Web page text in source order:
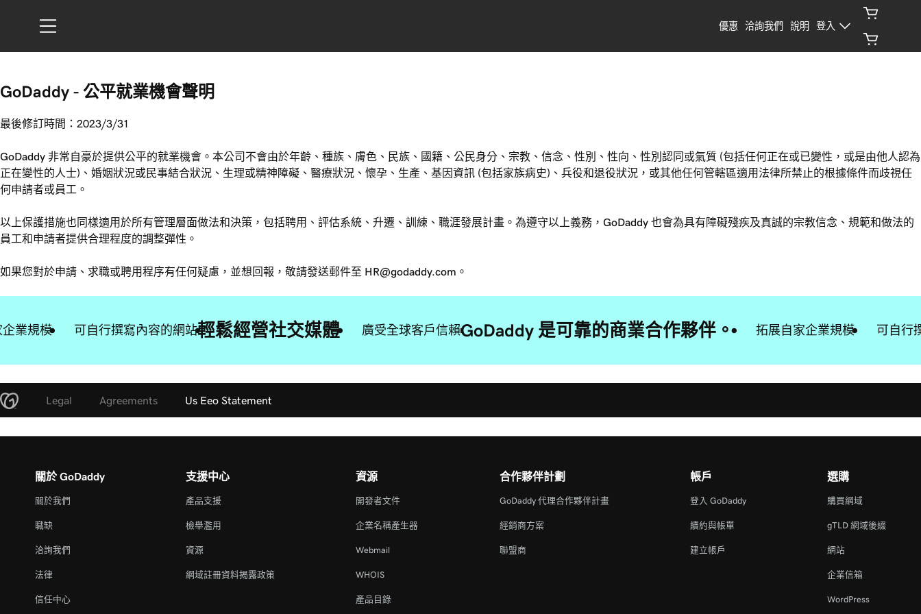
優惠 洽詢我們 說明 登入
GoDaddy - 公平就業機會聲明
最後修訂時間：2023/3/31
GoDaddy 非常自豪於提供公平的就業機會。本公司不會由於年齡、種族、膚色、民族、國籍、公民身分、宗教、信念、性別、性向、性別認同或氣質 (包括任何正在或已變性，或是由他人認為
正在變性的人士)、婚姻狀況或民事結合狀況、生理或精神障礙、醫療狀況、懷孕、生產、基因資訊 (包括家族病史)、兵役和退役狀況，或其他任何管轄區適用法律所禁止的根據條件而歧視任
何申請者或員工。
以上保護措施也同樣適用於所有管理層面做法和決策，包括聘用、評估系統、升遷、訓練、職涯發展計畫。為遵守以上義務，GoDaddy 也會為具有障礙殘疾及真誠的宗教信念、規範和做法的
員工和申請者提供合理程度的調整彈性。
如果您對於申請、求職或聘用程序有任何疑慮，並想回報，敬請發送郵件至 HR@godaddy.com。
業規模 可自行撰寫內容的網站輕鬆經營社交媒體 廣受全球客戶信賴GoDaddy 是可靠的商業合作夥伴。 拓展自家企業規模 可自行
Legal Agreements Us Eeo Statement
關於 GoDaddy
關於我們
職缺
洽詢我們
法律
信任中心
支援中心
產品支援
檢舉濫用
資源
網域註冊資料揭露政策
資源
開發者文件
企業名稱產生器
Webmail
WHOIS
產品目錄
合作夥伴計劃
GoDaddy 代理合作夥伴計畫
經銷商方案
聯盟商
帳戶
登入 GoDaddy
續約與帳單
建立帳戶
選購
購買網域
gTLD 網域後綴
網站
企業信箱
WordPress